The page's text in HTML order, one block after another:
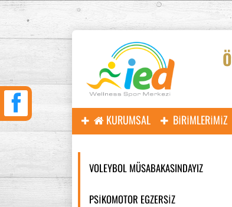
Ö
KURUMSAL BIRIMLERIMIZ
VOLEYBOL MÜSABAKASINDAYIZ
PSİKOMOTOR EGZERSİZ